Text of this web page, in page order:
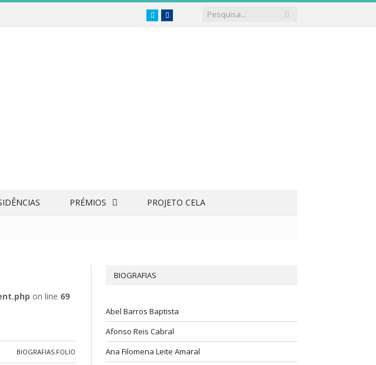
TwitterFacebook
PRÉMIOS PROJETO CELA
on line 69
BIOGRAFIAS,FOLIO
BIOGRAFIAS
Abel Barros Baptista
Afonso Reis Cabral
Ana Filomena Leite Amaral